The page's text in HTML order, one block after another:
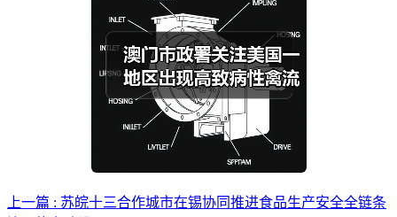
上一篇 : 苏皖十三合作城市在锡协同推进食品生产安全全链条